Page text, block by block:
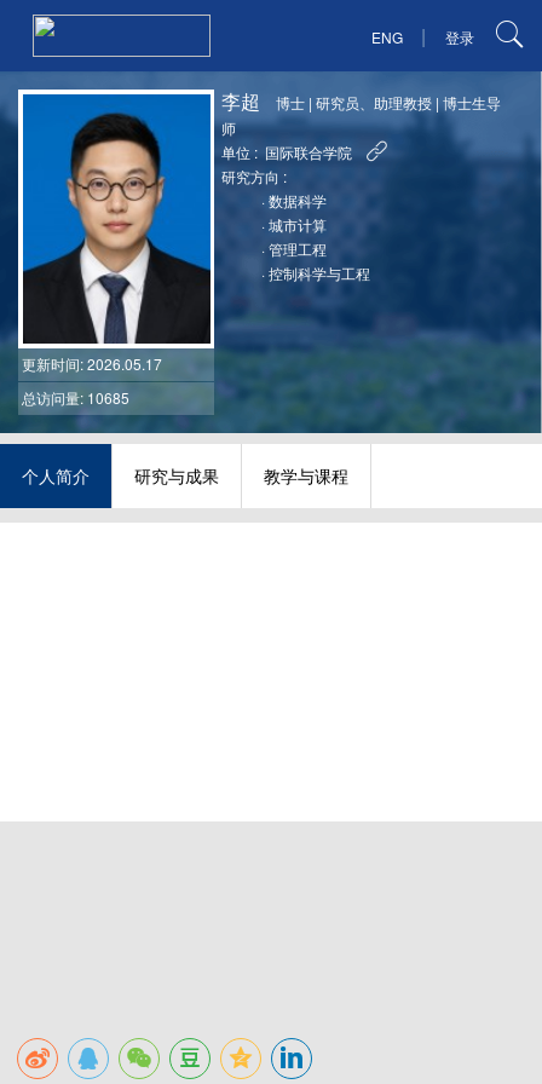
ENG | 登录
更新时间: 2026.05.17
总访问量: 10685
李超 博士 |研究员、助理教授 |博士生导
师
单位 : 国际联合学院
研究方向 :
·数据科学
·城市计算
·管理工程
·控制科学与工程
个人简介 研究与成果 教学与课程